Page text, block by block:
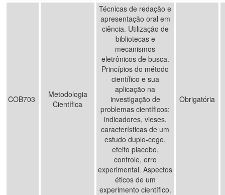
COB703
Metodologia
Científica
Técnicas de redação e
apresentação oral em
ciência. Utilização de
bibliotecas e
mecanismos
eletrônicos de busca.
Princípios do método
científico e sua
aplicação na
investigação de
problemas científicos:
indicadores, vieses,
características de um
estudo duplo-cego,
efeito placebo,
controle, erro
experimental. Aspectos
éticos de um
experimento científico.
Obrigatória